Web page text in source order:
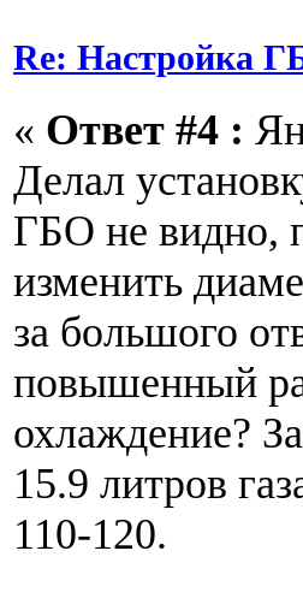
Re: Настройка
« Ответ #4 :
Делал
ГБО не видно,
изменить
за большого
повышенный
охлаждение?
15.9 литров
110-120.